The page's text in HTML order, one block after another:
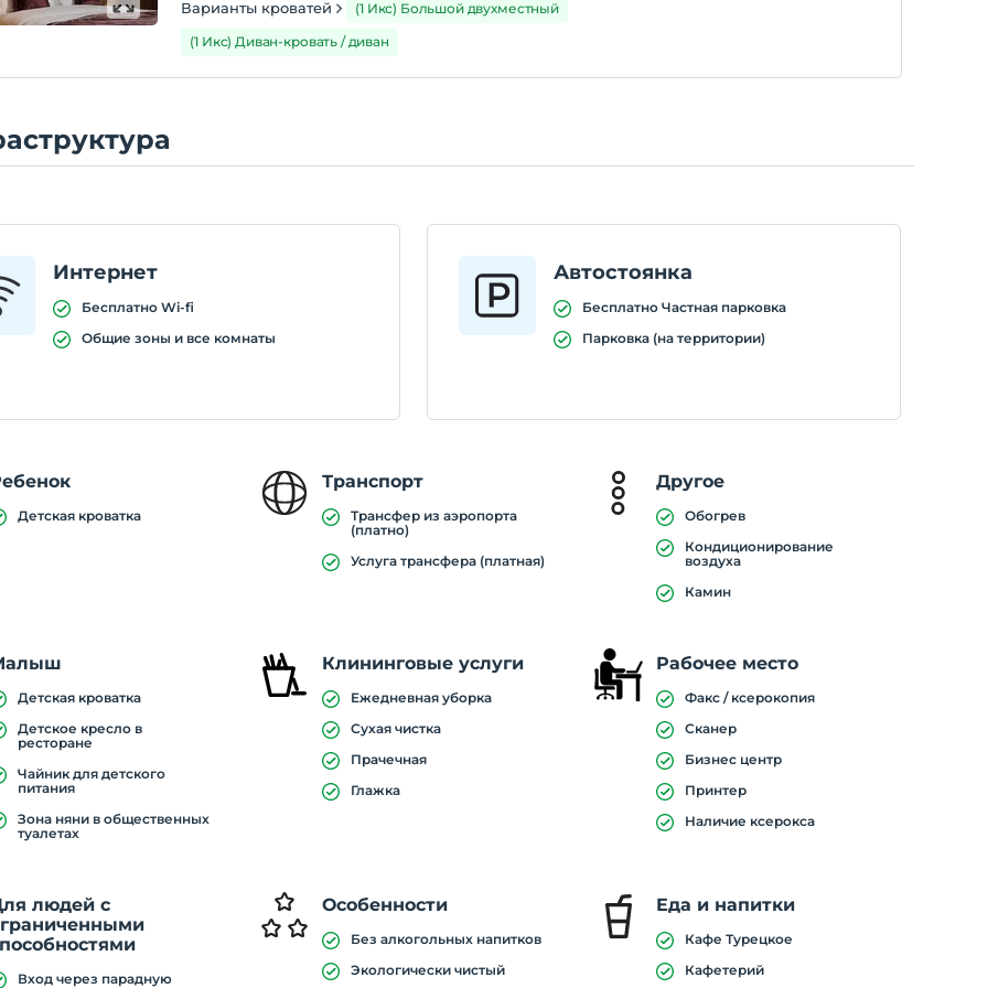
Варианты кроватей
(1 Икс) Большой двухместный
(1 Икс) Диван-кровать / диван
Интернет
Бесплатно Wi-fi
Общие зоны и все комнаты
Автостоянка
Бесплатно Частная парковка
Парковка (на территории)
Детская кроватка
Транспорт
Трансфер из аэропорта
(платно)
Услуга трансфера (платная)
Другое
Обогрев
Кондиционирование
воздуха
Камин
Детская кроватка
Детское кресло в
ресторане
Чайник для детского
питания
Зона няни в общественных
туалетах
Клининговые услуги
Ежедневная уборка
Сухая чистка
Прачечная
Глажка
Рабочее место
Факс / ксерокопия
Сканер
Бизнес центр
Принтер
Наличие ксерокса
людей с
Вход через парадную
Особенности
Без алкогольных напитков
Экологически чистый
Еда и напитки
Кафе Турецкое
Кафетерий